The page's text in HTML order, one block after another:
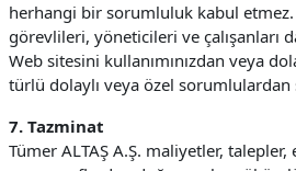
herhangi bir sorumluluk kabul etmez.
görevlileri, yöneticileri ve çalışanları
Web sitesini kullanımınızdan veya
türlü dolaylı veya özel
7. Tazminat
Tümer ALTAŞ A.Ş. maliyetler,